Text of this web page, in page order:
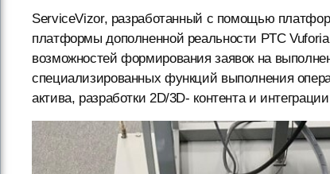
ServiceVizor, разработанный с помощью
платформы дополненной реальности PTC
возможностей формирования заявок на
специализированных функций выполнения
актива, разработки 2D/3D- контента и